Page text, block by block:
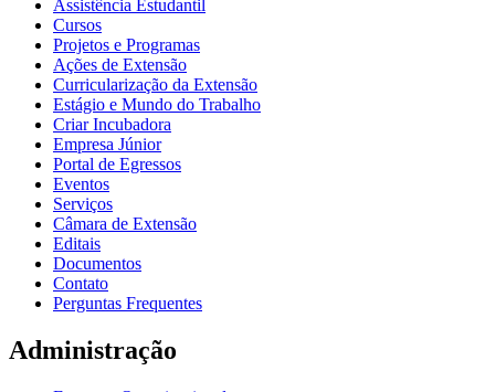
Assistência Estudantil
Cursos
Projetos e Programas
Ações de Extensão
Curricularização da Extensão
Estágio e Mundo do Trabalho
Criar Incubadora
Empresa Júnior
Portal de Egressos
Eventos
Serviços
Câmara de Extensão
Editais
Documentos
Contato
Perguntas Frequentes
Administração